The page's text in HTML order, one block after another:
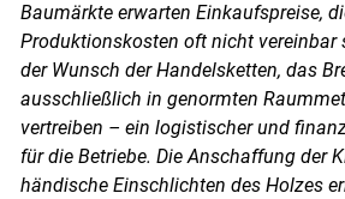
Baumärkte erwarten Einkaufspreise,
Produktionskosten oft nicht vereinbar
der Wunsch der Handelsketten, das
ausschließlich in genormten
vertreiben – ein logistischer und
für die Betriebe. Die Anschaffung der
händische Einschlichten des Holzes